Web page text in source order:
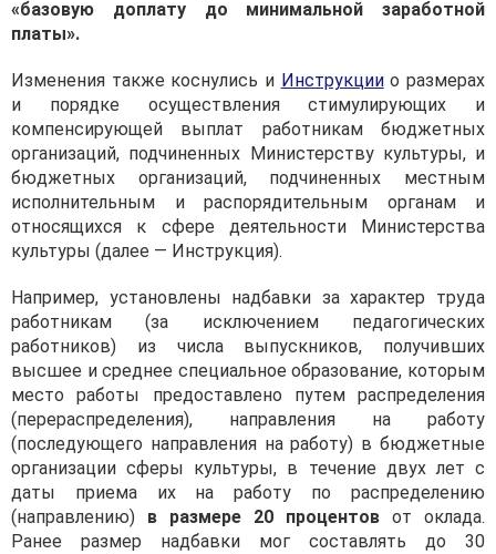
«базовую доплату до минимальной заработной
платы».
Изменения также коснулись и Инструкциио размерах
и порядке осуществления стимулирующих и
компенсирующей выплат работникам бюджетных
организаций, подчиненных Министерству культуры, и
бюджетных организаций, подчиненных местным
исполнительным и распорядительным органам и
относящихся к сфере деятельности Министерства
культуры (далее — Инструкция).
Например, установлены надбавки за характер труда
работникам (за исключением педагогических
работников) из числа выпускников, получивших
высшее и среднее специальное образование, которым
место работы предоставлено путем распределения
(перераспределения), направления на работу
(последующего направления на работу) в бюджетные
организации сферы культуры, в течение двух лет с
даты приема их на работу по распределению
(направлению) в размере 20 процентов от оклада.
Ранее размер надбавки мог составлять до 30